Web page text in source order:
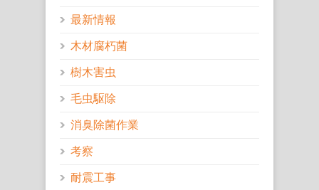
最新情報
木材腐朽菌
樹木害虫
毛虫駆除
消臭除菌作業
考察
耐震工事